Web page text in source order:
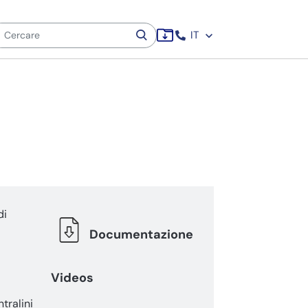
IT
Documentazione
Videos